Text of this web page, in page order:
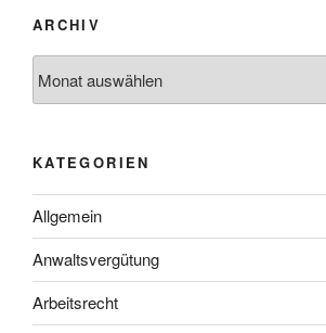
ARCHIV
KATEGORIEN
Allgemein
Anwaltsvergütung
Arbeitsrecht